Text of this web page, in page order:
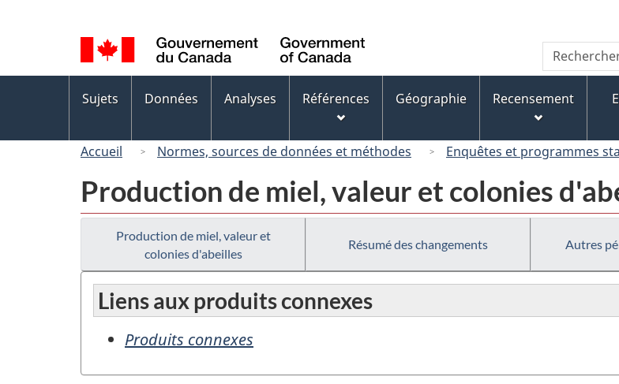
au
Gestionnaire
des
Invitations
au
contenu
principal
« À
propos
de
ce
version
HTML
simplifiée
de
la
langue
Canada
Rechercher
dans
Canada
des
Sujets Données Analyses Références Géographie Recensement
Accueil Normes, sources de données et méthodes Enquêtes et programmes
Production de miel, valeur et colonies
Production de miel, valeur et
colonies d'abeilles
Résumé des changements Autres
Liens aux produits connexes
Produits connexes